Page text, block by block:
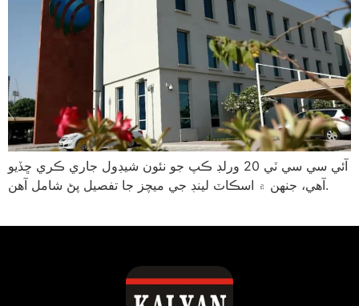
آئي سي سي ٽي 20 ورلڊ ڪپ جو نئون شيڊول جاري ڪري ڇڏيو
آهي، جنهن ۾ اسڪاٽ لينڊ جي ميچز جا تفصيل پڻ شامل آهن.